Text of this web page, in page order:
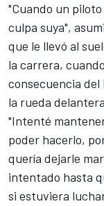
"Cuando un piloto
culpa suya",
que le llevó al
la carrera,
consecuencia del
la rueda
"Intenté
poder hacerlo,
quería dejarle
intentado hasta
si estuviera